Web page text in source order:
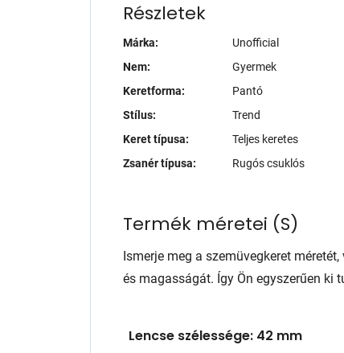
Részletek
Márka:
Unofficial
Nem:
Gyermek
Keretforma:
Pantó
Stílus:
Trend
Keret típusa:
Teljes keretes
Zsanér típusa:
Rugós csuklós
Termék méretei (S)
Ismerje meg a szemüvegkeret
és magasságát. Így Ön egyszerűen ki
Lencse szélessége: 42 mm